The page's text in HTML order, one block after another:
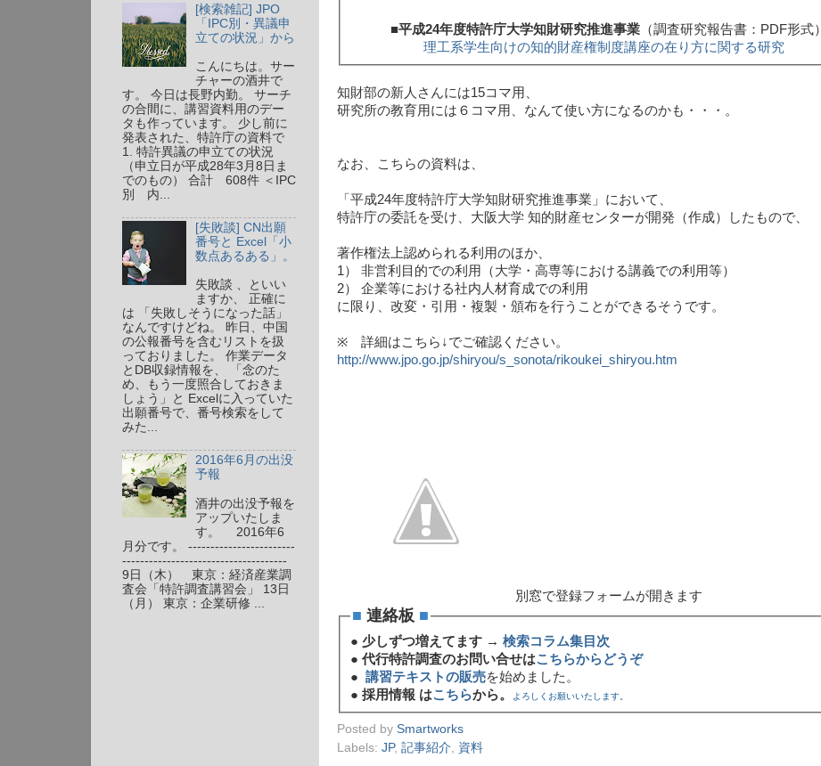
■平成24年度特許庁大学知財研究推進事業（調査研究報告書：PDF形式）
理工系学生向けの知的財産権制度講座の在り方に関する研究
知財部の新人さんには15コマ用、
研究所の教育用には６コマ用、なんて使い方になるのかも・・・。
なお、こちらの資料は、
「平成24年度特許庁大学知財研究推進事業」において、
特許庁の委託を受け、大阪大学 知的財産センターが開発（作成）したもので、
著作権法上認められる利用のほか、
1） 非営利目的での利用（大学・高専等における講義での利用等）
2） 企業等における社内人材育成での利用
に限り、改変・引用・複製・頒布を行うことができるそうです。
※ 詳細はこちら↓でご確認ください。
http://www.jpo.go.jp/shiryou/s_sonota/rikoukei_shiryou.htm
別窓で登録フォームが開きます
■連絡板 ■
● 少しずつ増えてます →検索コラム集目次
●代行特許調査のお問い合せはこちらからどうぞ
●講習テキストの販売を始めました。
●採用情報 はこちらから。 よろしくお願いいたします。
Posted by Smartworks
Labels: JP, 記事紹介 資料
[検索雑記] JPO
「IPC別・異議申
立ての状況」から
こんにちは。サー
チャーの酒井で
す。 今日は長野内勤。 サーチ
の合間に、講習資料用のデー
タも作っています。 少し前に
発表された、特許庁の資料で
1. 特許異議の申立ての状況
（申立日が平成28年3月8日ま
でのもの） 合計 608件 ＜IPC
別 内...
[失敗談] CN出願
番号と Excel「小
数点あるある」。
失敗談 、といい
ますか、 正確に
は 「失敗しそうになった話」
なんですけどね。 昨日、中国
の公報番号を含むリストを扱
っておりました。 作業データ
とDB収録情報を、 「念のた
め、もう一度照合しておきま
しょう」と Excelに入っていた
出願番号で、番号検索をして
みた...
2016年6月の出没
予報
酒井の出没予報を
アップいたしま
す。 2016年6
月分です。 ------------------------
-------------------------------------
9日（木） 東京：経済産業調
査会「特許調査講習会」 13日
（月） 東京：企業研修 ...